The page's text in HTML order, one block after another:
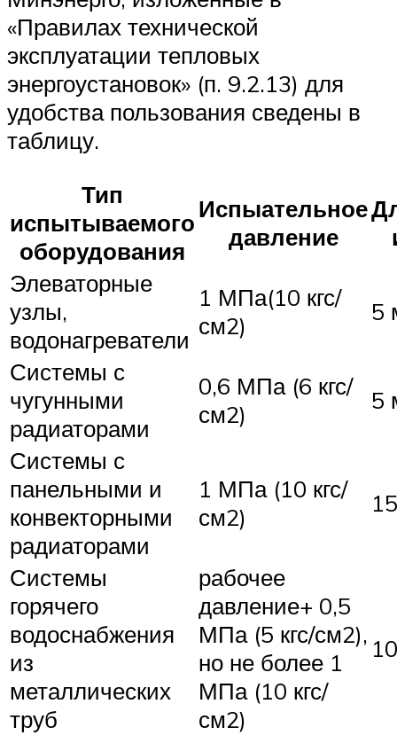
«Правилах технической
эксплуатации тепловых
энергоустановок» (п. 9.2.13) для
удобства пользования сведены в
таблицу.
Тип
испытываемого
оборудования
Испыательное
давление
Элеваторные
узлы,
водонагреватели
1 МПа(10 кгс/
см2)
5
Системы с
чугунными
радиаторами
0,6 МПа (6 кгс/
см2)
5
Системы с
панельными и
конвекторными
радиаторами
1 МПа (10 кгс/
см2)
Системы
горячего
водоснабжения
из
металлических
труб
рабочее
давление+ 0,5
МПа (5 кгс/см2),
но не более 1
МПа (10 кгс/
см2)